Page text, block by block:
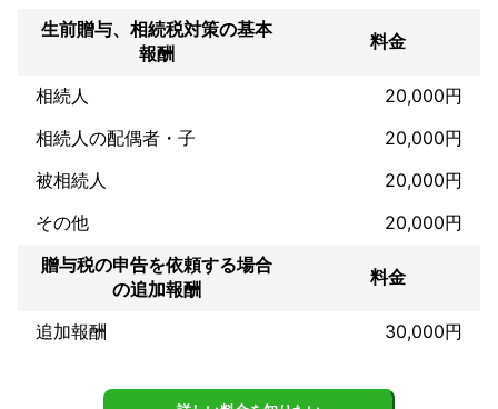
の確定申告などの幅広い税務申告
いずれの申告にも書面添付を実施
・BIG4（事業承継部門）
アピールポイント
土日祝日も事前にご連絡いただければ対応いたします。
よろしくお願いいたします。
生前贈与、相続税対策の基本
報酬
料金
相続人
20,000円
相続人の配偶者・子
20,000円
被相続人
20,000円
その他
20,000円
贈与税の申告を依頼する場合
の追加報酬
料金
追加報酬 30,000円